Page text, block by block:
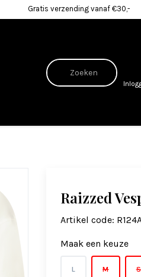
Gratis verzending vanaf €30,-
Raizzed
Artikel code:
Maak een keuze
L M S